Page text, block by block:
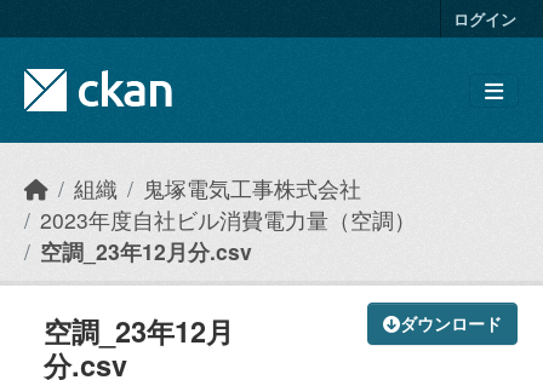
ログイン
組織
鬼塚電気工事株式会社
2023年度自社ビル消費電力量（空調）
空調_23年12月分.csv
ダウンロード
空調_23年12月
分.csv